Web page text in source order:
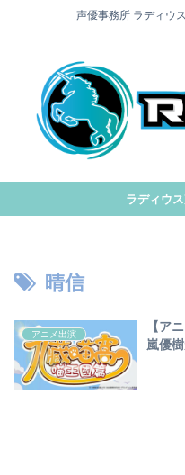
声優事務所 ラディウ
ラディウ
晴信
アニメ出演
【ア
嵐優